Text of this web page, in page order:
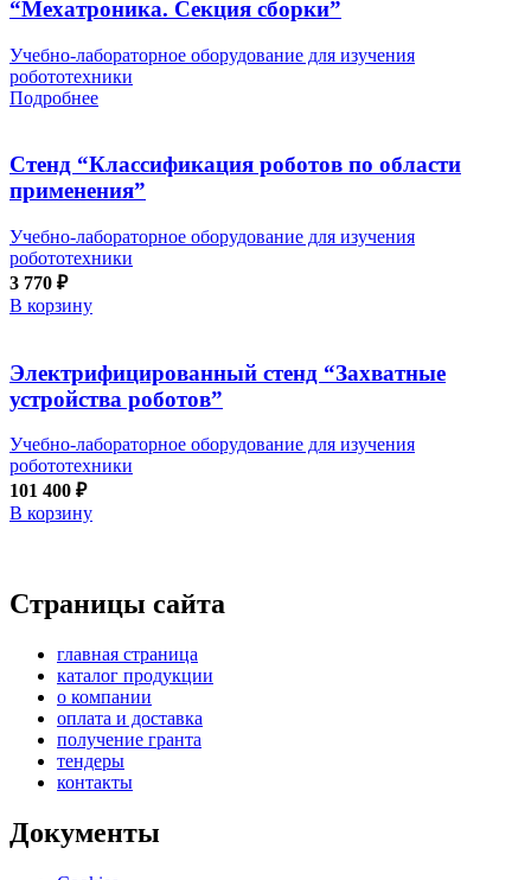
“Мехатроника. Секция сборки”
Учебно-лабораторное оборудование для изучения
робототехники
Подробнее
Стенд “Классификация роботов по области
применения”
Учебно-лабораторное оборудование для изучения
робототехники
3 770 ₽
В корзину
Электрифицированный стенд “Захватные
устройства роботов”
Учебно-лабораторное оборудование для изучения
робототехники
101 400 ₽
В корзину
Страницы сайта
главная страница
каталог продукции
о компании
оплата и доставка
получение гранта
тендеры
контакты
Документы